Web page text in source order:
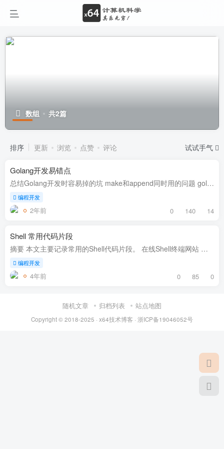
数组 共2篇
排序 更新 浏览 点赞 评论 试试手气
Golang开发易错点
总结Golang开发时容易掉的坑 make和append同时用的问题 golang支持切片，可以append追加元素，十分方便。 make是用于初始化切片的函数，但如果对其没有理解清楚，就容易出错。 错误示例 这是一...
编程开发
2年前 0 140 14
Shell 常用代码片段
摘要 本文主要记录常用的Shell代码片段。 在线Shell终端网站 链接 分析 中文输出乱码问题 很多使用中文输出的程序，在shell中，中文可能会出现编码问题。 将字符集设置为中文utf8，这个语句可以...
编程开发
4年前 0 85 0
随机文章 归档列表 站点地图
Copyright ©2018-2025 · x64技术博客 · 浙ICP备19046052号